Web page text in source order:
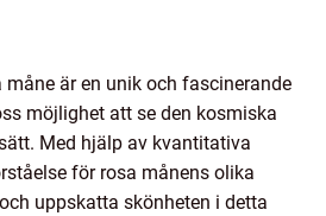
måne är en unik och fascinerande
möjlighet att se den kosmiska
Med hjälp av kvantitativa
för rosa månens olika
uppskatta skönheten i detta